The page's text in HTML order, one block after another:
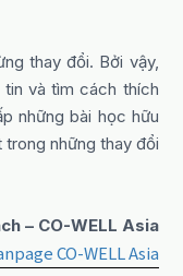
thay đổi. Bởi vậy,
và tìm cách thích
những bài học hữu
những thay đổi
– CO-WELL Asia
CO-WELL Asia